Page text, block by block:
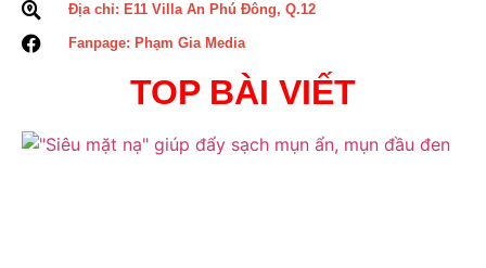
Địa chỉ: E11 Villa An Phú Đông, Q.12
Fanpage: Phạm Gia Media
TOP BÀI VIẾT